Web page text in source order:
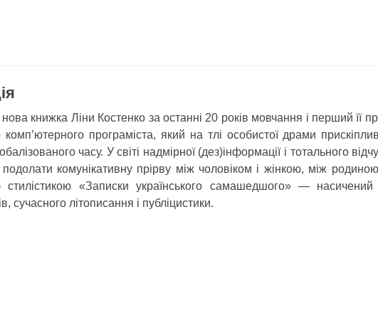
книжка Ліни Костенко за останні 20 років мовчання і перший її
комп’ютерного програміста, який на тлі особистої драми
часу. У світі надмірної (дез)інформації і тотального
комунікативну прірву між чоловіком і жінкою, між
«Записки українського самашедшого» — насичений
сучасного літописання і публіцистики.